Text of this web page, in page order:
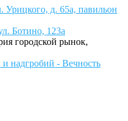
Урицкого, д. 65а, павильон
Ботино, 123а
городской рынок,